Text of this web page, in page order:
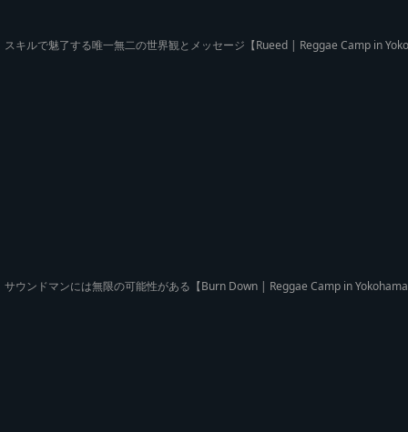
スキルで魅了する唯一無二の世界観とメッセージ【Rueed | Reggae Camp in
サウンドマンには無限の可能性がある【Burn Down | Reggae Camp in